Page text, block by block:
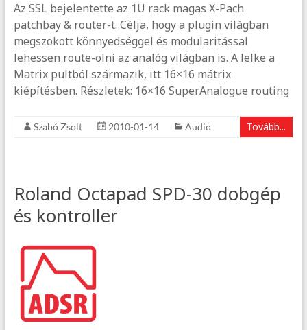
Az SSL bejelentette az 1U rack magas X-Pach
patchbay & router-t. Célja, hogy a plugin világban
megszokott könnyedséggel és modularitással
lehessen route-olni az analóg világban is. A lelke a
Matrix pultból származik, itt 16×16 mátrix
kiépítésben. Részletek: 16×16 SuperAnalogue routing
Szabó Zsolt 2010-01-14 Audio Tovább...
Roland Octapad SPD-30 dobgép
és kontroller